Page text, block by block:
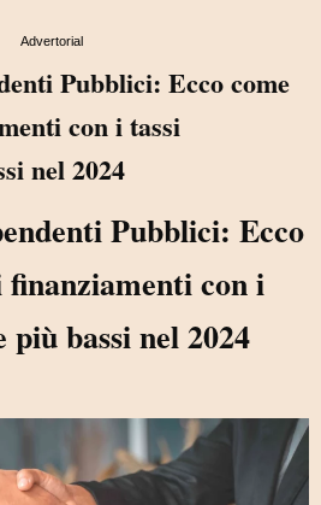
Advertorial
Pubblici: Ecco come
con i tassi
nel 2024
Pubblici: Ecco
con i
più bassi nel 2024